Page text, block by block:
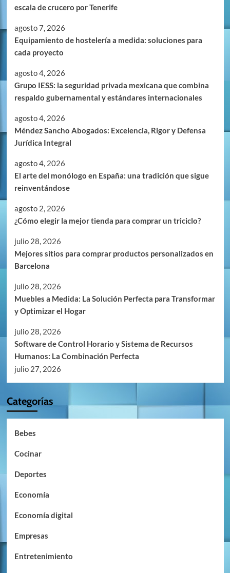
escala de crucero por Tenerife
agosto 7, 2026
Equipamiento de hostelería a medida: soluciones para
cada proyecto
agosto 4, 2026
Grupo IESS: la seguridad privada mexicana que combina
respaldo gubernamental y estándares internacionales
agosto 4, 2026
Méndez Sancho Abogados: Excelencia, Rigor y Defensa
Jurídica Integral
agosto 4, 2026
El arte del monólogo en España: una tradición que sigue
reinventándose
agosto 2, 2026
¿Cómo elegir la mejor tienda para comprar un triciclo?
julio 28, 2026
Mejores sitios para comprar productos personalizados en
Barcelona
julio 28, 2026
Muebles a Medida: La Solución Perfecta para Transformar
y Optimizar el Hogar
julio 28, 2026
Software de Control Horario y Sistema de Recursos
Humanos: La Combinación Perfecta
julio 27, 2026
Categorías
Bebes
Cocinar
Deportes
Economía
Economía digital
Empresas
Entretenimiento